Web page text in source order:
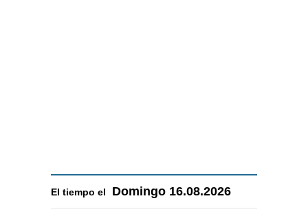
El tiempo el Domingo 16.08.2026